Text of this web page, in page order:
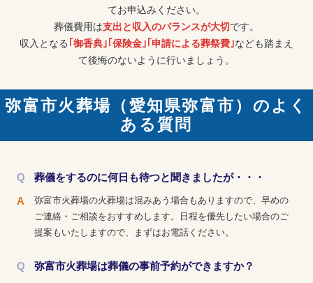
てお申込みください。
葬儀費用は支出と収入のバランスが大切です。
収入となる ｢御香典｣｢保険金｣｢申請による葬祭費｣なども踏まえ
て後悔のないように行いましょう。
弥富市火葬場（愛知県弥富市）のよく
ある質問
葬儀をするのに何日も待つと聞きましたが・・・
弥富市火葬場の火葬場は混みあう場合もありますので、早めの
ご連絡・ご相談をおすすめします。日程を優先したい場合のご
提案もいたしますので、まずはお電話ください。
弥富市火葬場は葬儀の事前予約ができますか？